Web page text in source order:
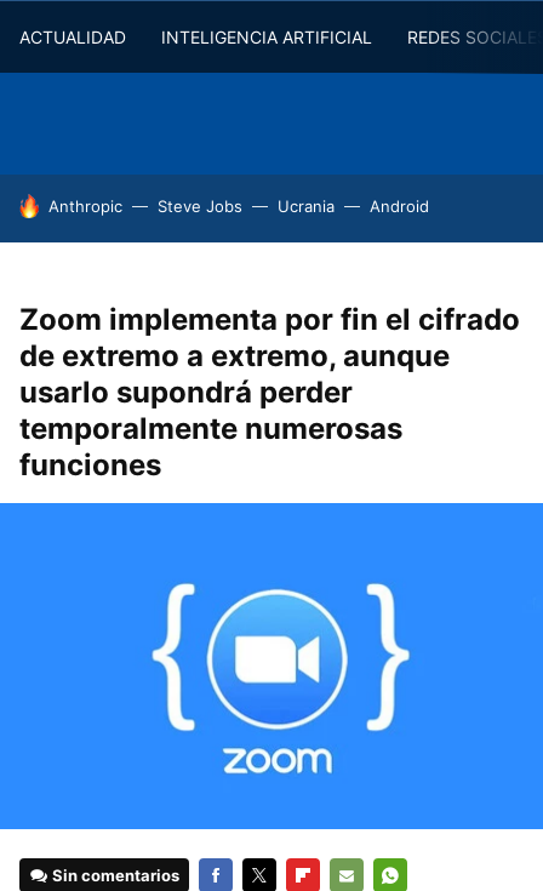
ACTUALIDAD INTELIGENCIA ARTIFICIAL REDES
HOY SE HABLA DE
Anthropic Steve Jobs Ucrania Android
Zoom implementa por fin el cifrado
de extremo a extremo, aunque
usarlo supondrá perder
temporalmente numerosas
funciones
Sin comentarios